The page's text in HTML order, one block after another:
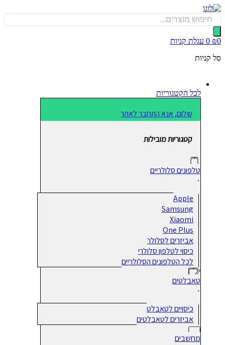
0 עגלת קניות
לכל הקטגוריות
שלום, אנא התחבר לאתר
קטגוריות מובילות
טלפונים סלולריים
Apple
Samsung
Xiaomi
One Plus
אביזרים לסלולר
כיסוי לטלפון סלולרי
לכל הטלפונים הסלולריים
טאבלטים
כיסויים לטאבלט
אביזרים לטאבלטים
מחשבים